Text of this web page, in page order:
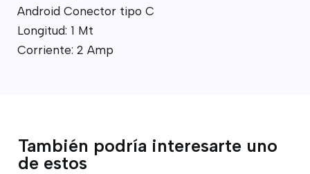
Android Conector tipo C
Longitud: 1 Mt
Corriente: 2 Amp
También podría interesarte uno
de estos